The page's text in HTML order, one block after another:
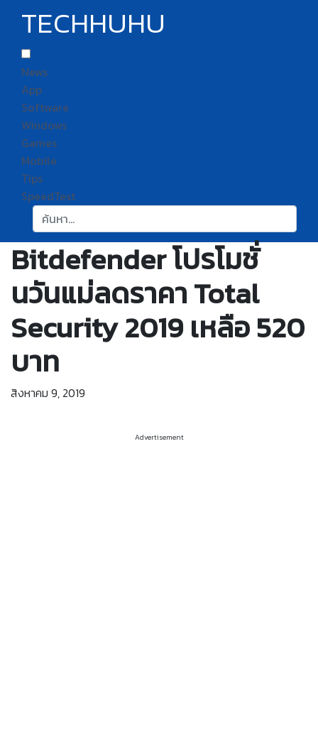
TECHHUHU
News
App
Software
Windows
Games
Mobile
Tips
SpeedTest
ค้นหา:
Bitdefender โปรโมชั่
นวันแม่ลดราคา Total
Security 2019 เหลือ 520
บาท
สิงหาคม 9, 2019
Advertisement